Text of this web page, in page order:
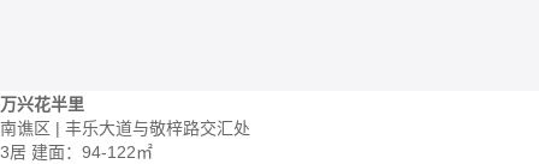
万兴花半里
南谯区 | 丰乐大道与敬梓路交汇处
3居 建面：94-122㎡